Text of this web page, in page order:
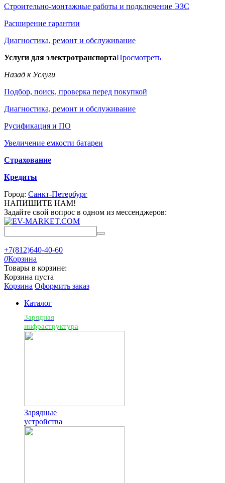
Строительно-монтажные работы и подключение ЭЗС
Расширение гарантии
Диагностика, ремонт и обслуживание
Услуги для электротранспортаПросмотреть
Назад к Услуги
Подбор, поиск, проверка перед покупкой
Диагностика, ремонт и обслуживание
Русификация и ПО
Увеличение емкости батареи
Страхование
Кредиты
Город: Санкт-Петербург
НАПИШИТЕ НАМ!
Задайте свой вопрос в одном из мессенджеров:
+7(812)640-40-60
0Корзина
Товары в корзине:
Корзина пуста
Корзина Оформить заказ
Каталог
Зарядная
инфраструктура
Зарядные
устройства